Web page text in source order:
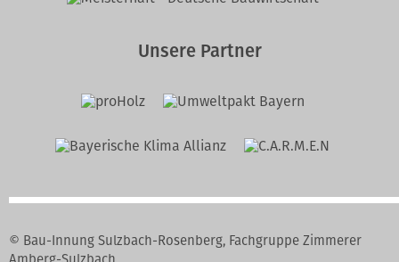
Unsere Partner
© Bau-Innung Sulzbach-Rosenberg, Fachgruppe Zimmerer